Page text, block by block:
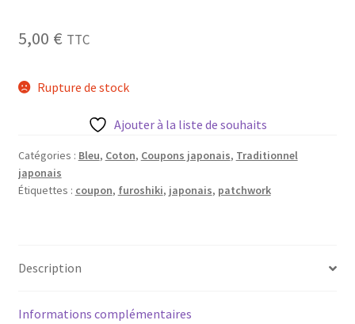
Qui suis je ?
CGV
Mentions légales
5,00 € TTC
Rupture de stock
Ajouter à la liste de souhaits
Catégories : Bleu, Coton, Coupons japonais, Traditionnel
japonais
Étiquettes : coupon, furoshiki, japonais, patchwork
Description
Informations complémentaires